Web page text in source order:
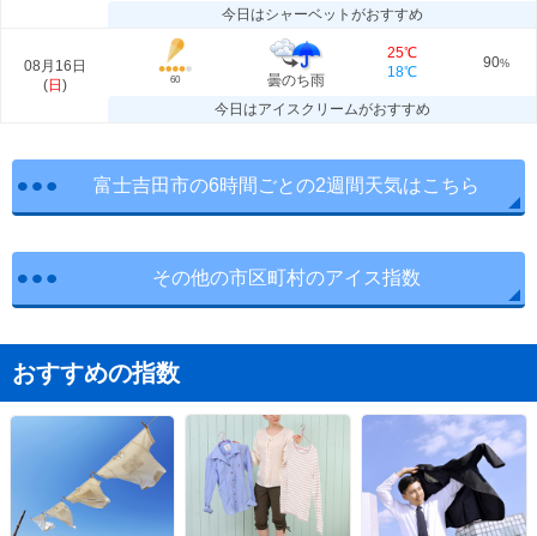
今日はシャーベットがおすすめ
08月16日
(日 ) 60 曇のち雨
25℃
18℃
90%
今日はアイスクリームがおすすめ
富士吉田市の6時間ごとの2週間天気はこちら
その他の市区町村のアイス指数
おすすめの指数